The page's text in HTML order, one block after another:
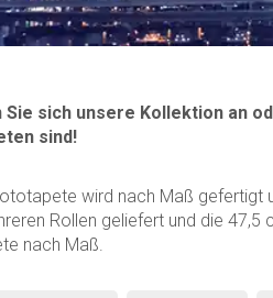
Sie sich unsere Kollektion an
sind!
wird nach Maß gefertigt
Rollen geliefert und die 47,5
nach Maß.